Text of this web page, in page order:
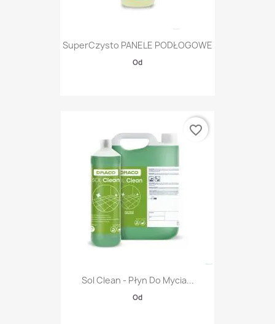
SuperCzysto PANELE PODŁOGOWE
Od
Sol Clean - Płyn Do Mycia...
Od
favorite_border